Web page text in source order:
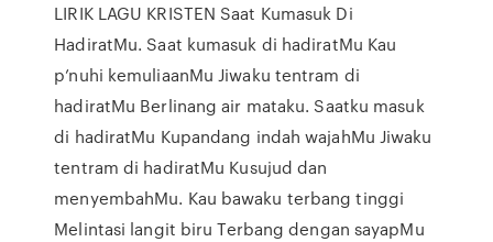
LIRIK LAGU KRISTEN Saat Kumasuk Di
HadiratMu. Saat kumasuk di hadiratMu Kau
p’nuhi kemuliaanMu Jiwaku tentram di
hadiratMu Berlinang air mataku. Saatku masuk
di hadiratMu Kupandang indah wajahMu Jiwaku
tentram di hadiratMu Kusujud dan
menyembahMu. Kau bawaku terbang tinggi
Melintasi langit biru Terbang dengan sayapMu